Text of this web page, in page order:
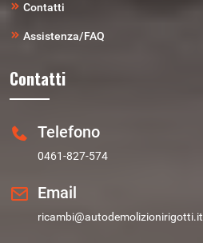
Contatti
Assistenza/FAQ
Contatti
Telefono
0461-827-574
Email
ricambi@autodemolizionirigotti.it